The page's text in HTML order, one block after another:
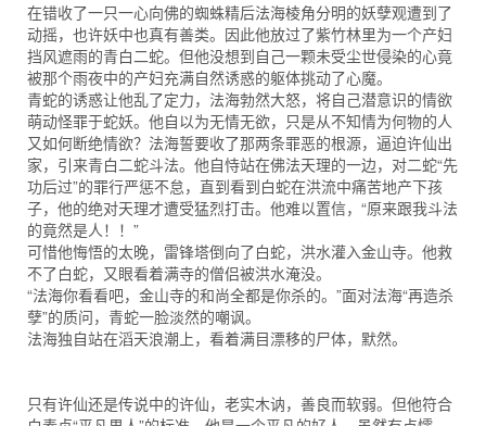
在错收了一只一心向佛的蜘蛛精后法海棱角分明的妖孽观遭到了
动摇，也许妖中也真有善类。因此他放过了紫竹林里为一个产妇
挡风遮雨的青白二蛇。但他没想到自己一颗未受尘世侵染的心竟
被那个雨夜中的产妇充满自然诱惑的躯体挑动了心魔。
青蛇的诱惑让他乱了定力，法海勃然大怒，将自己潜意识的情欲
萌动怪罪于蛇妖。他自以为无情无欲，只是从不知情为何物的人
又如何断绝情欲？法海誓要收了那两条罪恶的根源，逼迫许仙出
家，引来青白二蛇斗法。他自恃站在佛法天理的一边，对二蛇“先
功后过”的罪行严惩不怠，直到看到白蛇在洪流中痛苦地产下孩
子，他的绝对天理才遭受猛烈打击。他难以置信，“原来跟我斗法
的竟然是人！！”
可惜他悔悟的太晚，雷锋塔倒向了白蛇，洪水灌入金山寺。他救
不了白蛇，又眼看着满寺的僧侣被洪水淹没。
“法海你看看吧，金山寺的和尚全都是你杀的。”面对法海“再造杀
孽”的质问，青蛇一脸淡然的嘲讽。
法海独自站在滔天浪潮上，看着满目漂移的尸体，默然。
只有许仙还是传说中的许仙，老实木讷，善良而软弱。但他符合